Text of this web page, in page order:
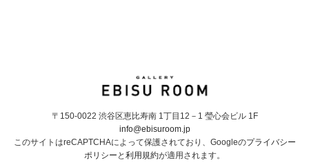
〒150-0022 渋谷区恵比寿南 1丁目12－1 瑩心会ビル 1F
info@ebisuroom.jp
このサイトはreCAPTCHAによって保護されており、Googleのプライバシー
ポリシー と 利用規約が適用されます。